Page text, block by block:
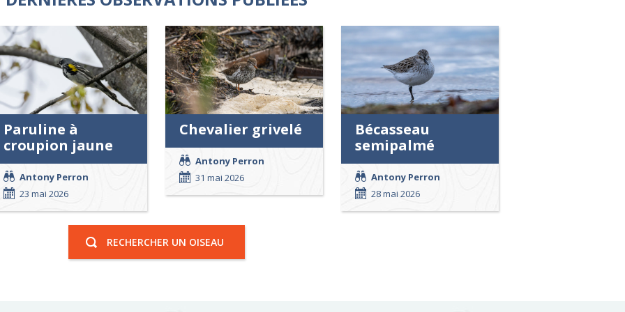
Paruline à
croupion jaune
Antony Perron
23 mai 2026
Chevalier grivelé
Antony Perron
31 mai 2026
Bécasseau
semipalmé
Antony Perron
28 mai 2026
RECHERCHER UN OISEAU